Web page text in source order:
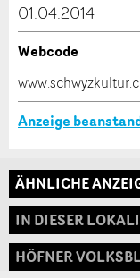
* Eingabe
* Eingabe
Adresse
01.04.2014
Webcode
Anzeige
ÄHNLICHE
IN DIESER
HÖFNER